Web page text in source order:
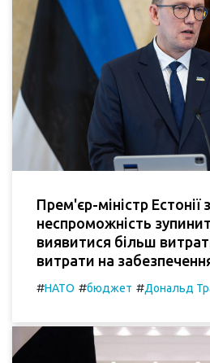
Прем'єр-міністр Естонії
неспроможність
виявитися більш
витрати на
#НАТО #бюджет #Дональд